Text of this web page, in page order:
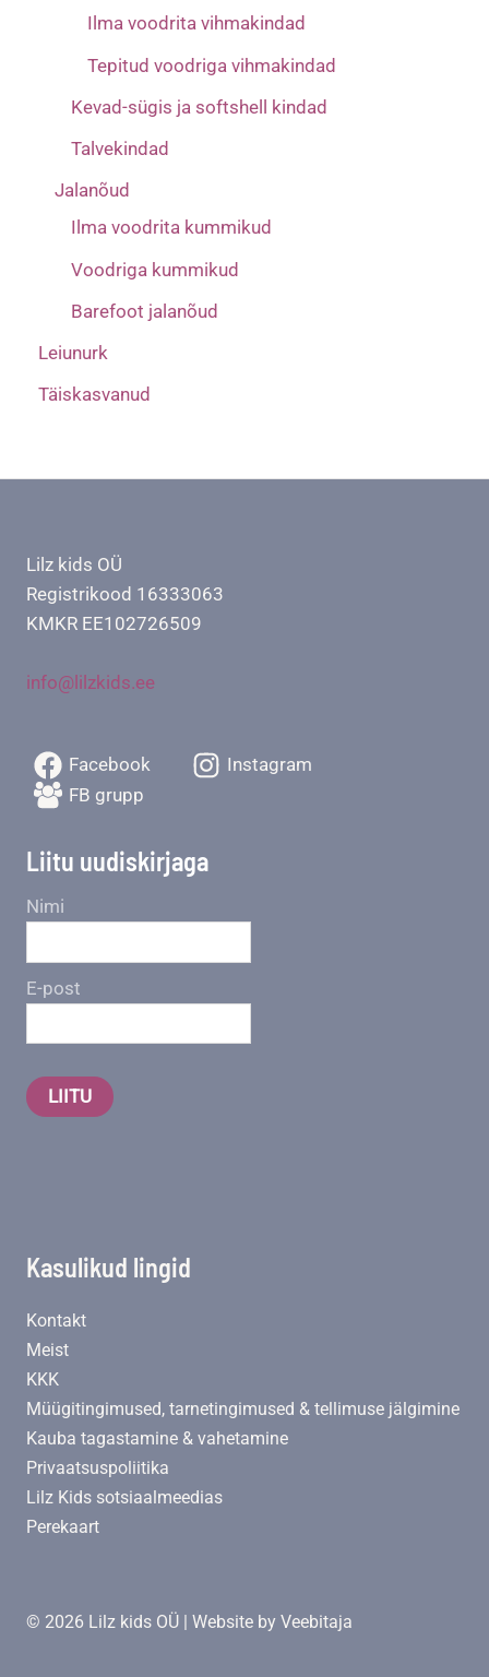
Ilma voodrita vihmakindad
Tepitud voodriga vihmakindad
Kevad-sügis ja softshell kindad
Talvekindad
Jalanõud
Ilma voodrita kummikud
Voodriga kummikud
Barefoot jalanõud
Leiunurk
Täiskasvanud
Lilz kids OÜ
Registrikood 16333063
KMKR EE102726509
info@lilzkids.ee
Facebook
Instagram
FB grupp
Liitu uudiskirjaga
Nimi
E-post
LIITU
Kasulikud lingid
Kontakt
Meist
KKK
Müügitingimused, tarnetingimused & tellimuse jälgimine
Kauba tagastamine & vahetamine
Privaatsuspoliitika
Lilz Kids sotsiaalmeedias
Perekaart
© 2026 Lilz kids OÜ | Website by Veebitaja